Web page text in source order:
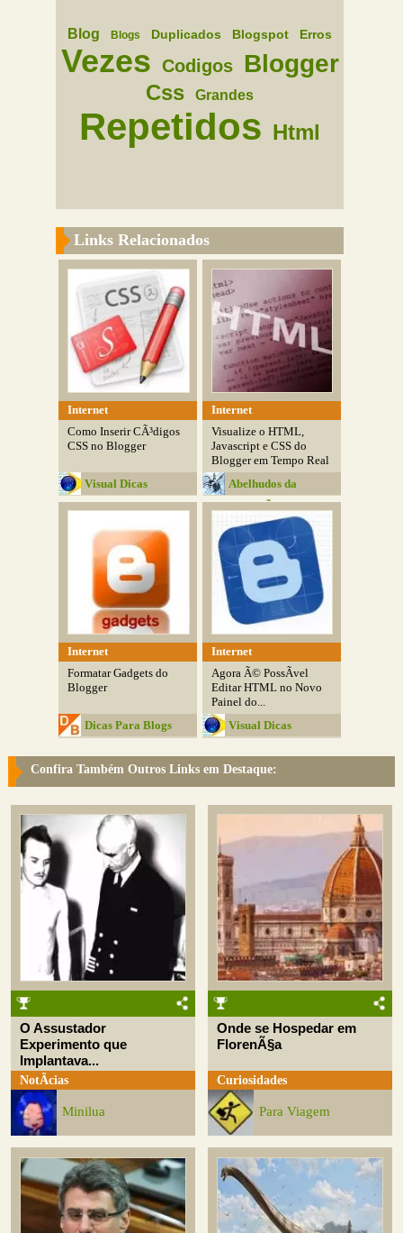
Blog Blogs Duplicados Blogspot Erros
Vezes Codigos Blogger
Css Grandes
Repetidos Html
Links Relacionados
Internet
Como Inserir CÃ³digos
CSS no Blogger
Visual Dicas
Internet
Visualize o HTML,
Javascript e CSS do
Blogger em Tempo Real
Abelhudos da
InformÃ¡tica
Internet
Formatar Gadgets do
Blogger
Dicas Para Blogs
Internet
Agora Ã© PossÃ­vel
Editar HTML no Novo
Painel do...
Visual Dicas
Confira Também Outros Links em Destaque:
O Assustador
Experimento que
Implantava...
NotÃ­cias
Minilua
Onde se Hospedar em
FlorenÃ§a
Curiosidades
Para Viagem